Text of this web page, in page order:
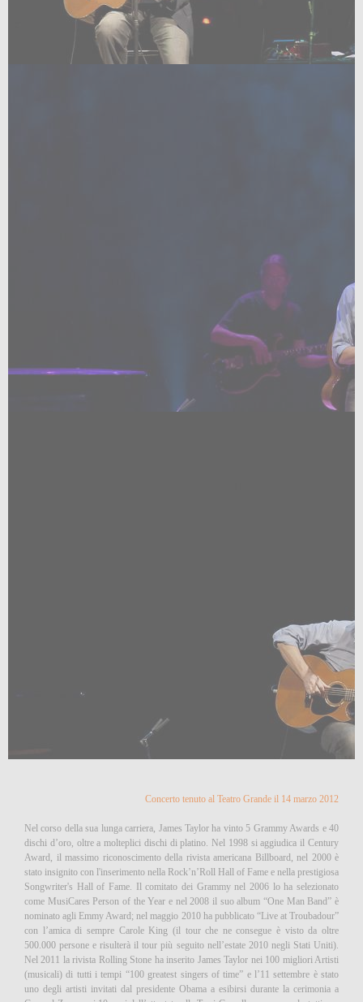
Concerto tenuto al Teatro Grande il 14 marzo 2012
Nel corso della sua lunga carriera, James Taylor ha vinto 5 Grammy Awards e 40
dischi d’oro, oltre a molteplici dischi di platino. Nel 1998 si aggiudica il Century
Award, il massimo riconoscimento della rivista americana Billboard, nel 2000 è
stato insignito con l'inserimento nella Rock’n’Roll Hall of Fame e nella prestigiosa
Songwriter's Hall of Fame. Il comitato dei Grammy nel 2006 lo ha selezionato
come MusiCares Person of the Year e nel 2008 il suo album “One Man Band” è
nominato agli Emmy Award; nel maggio 2010 ha pubblicato “Live at Troubadour”
con l’amica di sempre Carole King (il tour che ne consegue è visto da oltre
500.000 persone e risulterà il tour più seguito nell’estate 2010 negli Stati Uniti).
Nel 2011 la rivista Rolling Stone ha inserito James Taylor nei 100 migliori Artisti
(musicali) di tutti i tempi “100 greatest singers of time” e l’11 settembre è stato
uno degli artisti invitati dal presidente Obama a esibirsi durante la cerimonia a